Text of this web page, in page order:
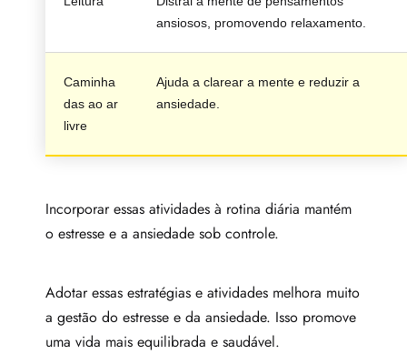
ansiosos, promovendo relaxamento.
Caminha
das ao ar
livre
Ajuda a clarear a mente e reduzir a
ansiedade.
Incorporar essas atividades à rotina diária mantém
o estresse e a ansiedade sob controle.
Adotar essas estratégias e atividades melhora muito
a gestão do estresse e da ansiedade. Isso promove
uma vida mais equilibrada e saudável.